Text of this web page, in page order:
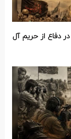
از حریم آل‌الله